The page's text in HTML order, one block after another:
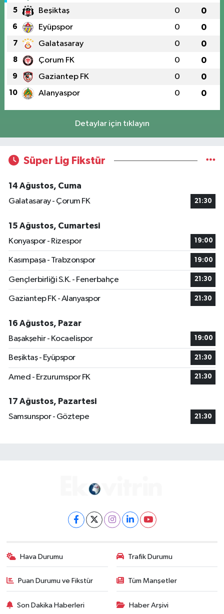
5 Beşiktaş 0 0
6 Eyüpspor 0 0
7 Galatasaray 0 0
8 Çorum FK 0 0
9 Gaziantep FK 0 0
10 Alanyaspor 0 0
Detaylar için tıklayın
Süper Lig Fikstür
14 Ağustos, Cuma
Galatasaray - Çorum FK
21:30
15 Ağustos, Cumartesi
Konyaspor - Rizespor
19:00
Kasımpaşa - Trabzonspor 19:00
Gençlerbirliği S.K. - Fenerbahçe 21:30
Gaziantep FK - Alanyaspor 21:30
16 Ağustos, Pazar
Başakşehir - Kocaelispor
19:00
Beşiktaş - Eyüpspor 21:30
Amed - Erzurumspor FK 21:30
17 Ağustos, Pazartesi
Samsunspor - Göztepe
21:30
Hava Durumu Trafik Durumu
Puan Durumu ve Fikstür Tüm Manşetler
Son Dakika Haberleri Haber Arşivi